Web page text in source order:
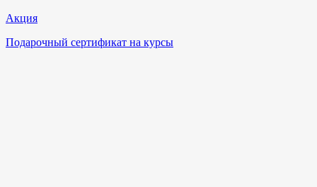
Акция
Подарочный сертификат на курсы